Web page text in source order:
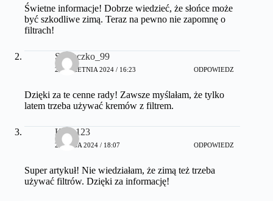
Świetne informacje! Dobrze wiedzieć, że słońce może
być szkodliwe zimą. Teraz na pewno nie zapomnę o
filtrach!
Słoneczko_99
28 KWIETNIA 2024 / 16:23 ODPOWIEDZ
Dzięki za te cenne rady! Zawsze myślałam, że tylko
latem trzeba używać kremów z filtrem.
Kicia123
27 MAJA 2024 / 18:07 ODPOWIEDZ
Super artykuł! Nie wiedziałam, że zimą też trzeba
używać filtrów. Dzięki za informację!